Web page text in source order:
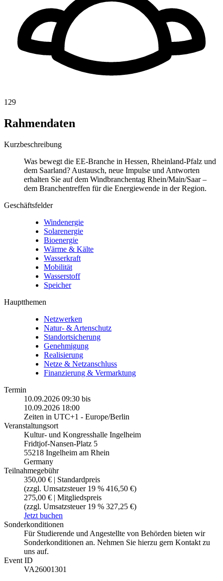
129
Rahmendaten
Kurzbeschreibung
Was bewegt die EE-Branche in Hessen, Rheinland-Pfalz und
dem Saarland? Austausch, neue Impulse und Antworten
erhalten Sie auf dem Windbranchentag Rhein/Main/Saar –
dem Branchentreffen für die Energiewende in der Region.
Geschäftsfelder
Windenergie
Solarenergie
Bioenergie
Wärme & Kälte
Wasserkraft
Mobilität
Wasserstoff
Speicher
Hauptthemen
Netzwerken
Natur- & Artenschutz
Standortsicherung
Genehmigung
Realisierung
Netze & Netzanschluss
Finanzierung & Vermarktung
Termin
10.09.2026 09:30 bis
10.09.2026 18:00
Zeiten in UTC+1 - Europe/Berlin
Veranstaltungsort
Kultur- und Kongresshalle Ingelheim
Fridtjof-Nansen-Platz 5
55218 Ingelheim am Rhein
Germany
Teilnahmegebühr
350,00 € | Standardpreis
(zzgl. Umsatzsteuer 19 % 416,50 €)
275,00 € | Mitgliedspreis
(zzgl. Umsatzsteuer 19 % 327,25 €)
Jetzt buchen
Sonderkonditionen
Für Studierende und Angestellte von Behörden bieten wir
Sonderkonditionen an. Nehmen Sie hierzu gern Kontakt zu
uns auf.
Event ID
VA26001301